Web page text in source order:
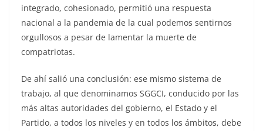
integrado, cohesionado, permitió una respuesta
nacional a la pandemia de la cual podemos sentirnos
orgullosos a pesar de lamentar la muerte de
compatriotas.
De ahí salió una conclusión: ese mismo sistema de
trabajo, al que denominamos SGGCI, conducido por las
más altas autoridades del gobierno, el Estado y el
Partido, a todos los niveles y en todos los ámbitos, debe